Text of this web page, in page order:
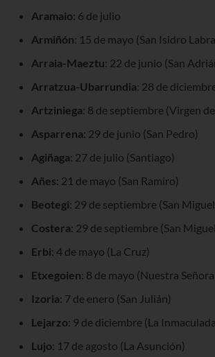
Aramaio: 6 de julio
Armiñón: 15 de mayo (San Isidro
Arraia-Maeztu: 22 de junio (San
Arratzua-Ubarrundia: 28 de
Artziniega: 8 de septiembre (Virgen
Asparrena: 29 de junio (San Pedro)
Agiñaga: 27 de julio (Santiago)
Añes: 21 de mayo (San Ramiro)
Beotegi: 29 de septiembre (San
Costera: 29 de septiembre (San
Erbi: 4 de mayo (La Cruz)
Etxegoien: 8 de mayo (Nuestra
Izoria: 7 de enero (San Julián)
Lejarzo: 9 de diciembre (La
Lujo: 17 de agosto (La Asunción)